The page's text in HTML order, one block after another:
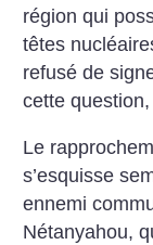
région qui
têtes
refusé de
cette question,
Le
s’esquisse
ennemi
Nétanyahou,